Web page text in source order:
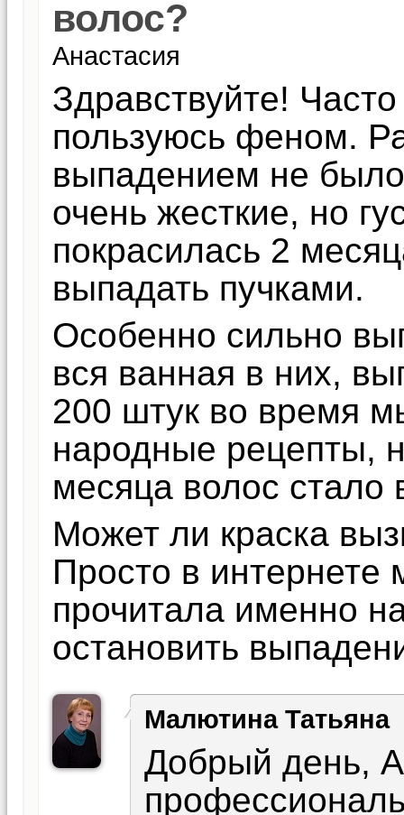
волос?
Анастасия
Здравствуйте!
пользуюсь феном.
выпадением не
очень жесткие, но
покрасилась 2
выпадать пучками.
Особенно сильно
вся ванная в них,
200 штук во время
народные рецепты,
месяца волос
Может ли краска
Просто в интернете
прочитала именно
остановить
Малютина Татьяна
Добрый день,